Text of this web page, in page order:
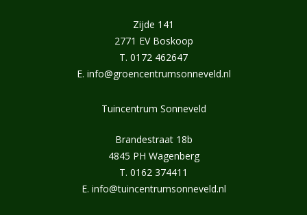
Zijde 141
2771 EV Boskoop
T. 0172 462647
E. info@groencentrumsonneveld.nl
Tuincentrum Sonneveld
Brandestraat 18b
4845 PH Wagenberg
T. 0162 374411
E. info@tuincentrumsonneveld.nl